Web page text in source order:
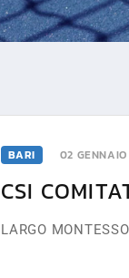
BARI 02
CSI
LARGO